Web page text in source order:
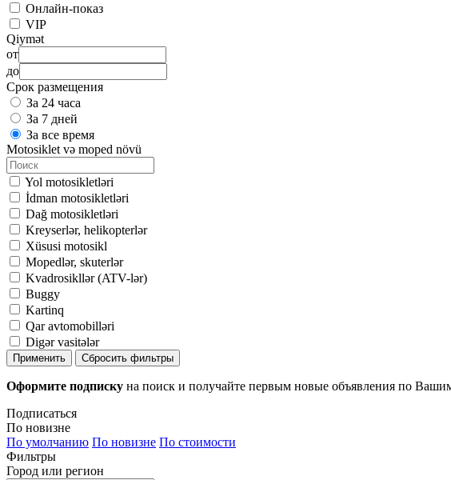
Онлайн-показ
VIP
Qiymət
от
до
Срок размещения
За 24 часа
За 7 дней
За все время
Motosiklet və moped növü
Yol motosikletləri
İdman motosikletləri
Dağ motosikletləri
Kreyserlər, helikopterlər
Xüsusi motosikl
Mopedlər, skuterlər
Kvadrosikllər (ATV-lər)
Buggy
Kartinq
Qar avtomobilləri
Digər vasitələr
Применить Сбросить фильтры
Оформите подписку на поиск и получайте первым новые объявления по
Подписаться
По новизне
По умолчанию По новизне По стоимости
Фильтры
Город или регион